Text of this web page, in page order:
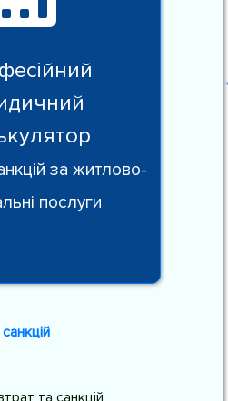
за житлово-
послуги
та санкцій